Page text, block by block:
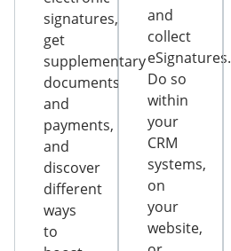
signatures,
get
supplementary
documents
and
payments,
and
discover
different
ways
to
and
collect
eSignatures.
Do so
within
your
CRM
systems,
on
your
website,